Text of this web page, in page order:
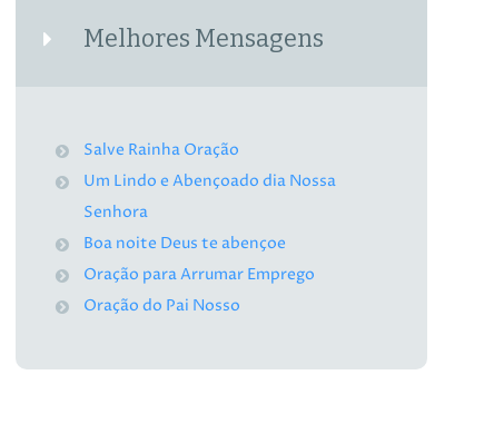
Melhores Mensagens
Salve Rainha Oração
Um Lindo e Abençoado dia Nossa
Senhora
Boa noite Deus te abençoe
Oração para Arrumar Emprego
Oração do Pai Nosso